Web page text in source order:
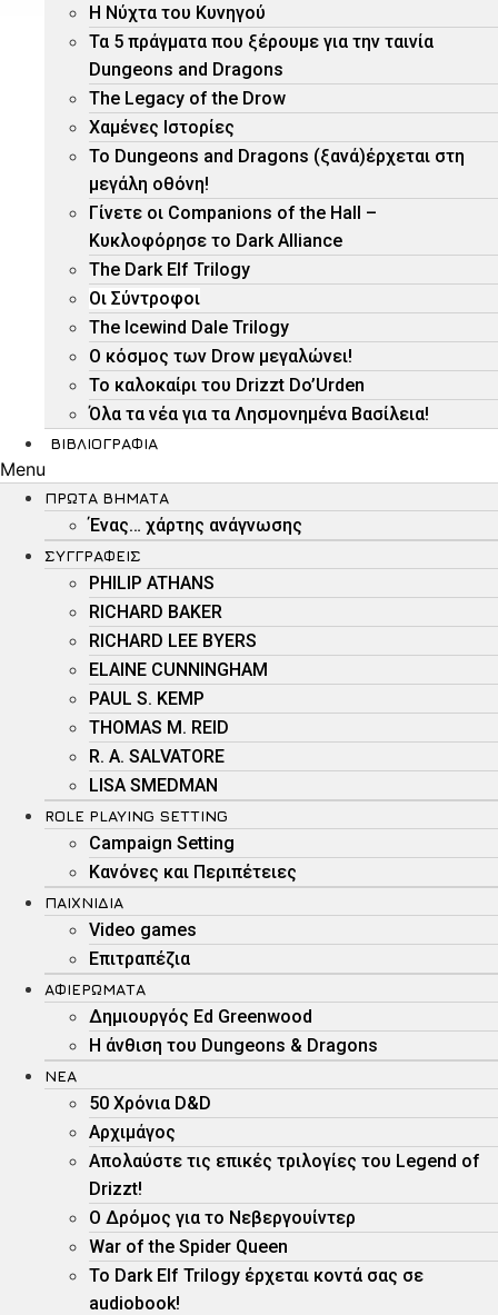
H Νύχτα του Κυνηγού
Τα 5 πράγματα που ξέρουμε για την ταινία
Dungeons and Dragons
The Legacy of the Drow
Χαμένες Ιστορίες
Το Dungeons and Dragons (ξανά)έρχεται στη
μεγάλη οθόνη!
Γίνετε οι Companions of the Hall –
Κυκλοφόρησε το Dark Alliance
The Dark Elf Trilogy
Οι Σύντροφοι
The Icewind Dale Trilogy
O κόσμος των Drow μεγαλώνει!
To καλοκαίρι του Drizzt Do’Urden
Όλα τα νέα για τα Λησμονημένα Βασίλεια!
ΒΙΒΛΙΟΓΡΑΦΊΑ
Menu
ΠΡΏΤΑ ΒΉΜΑΤΑ
Ένας… χάρτης ανάγνωσης
ΣΥΓΓΡΑΦΕΊΣ
PHILIP ATHANS
RICHARD BAKER
RICHARD LEE BYERS
ELAINE CUNNINGHAM
PAUL S. KEMP
THOMAS M. REID
R. A. SALVATORE
LISA SMEDMAN
ROLE PLAYING SETTING
Campaign Setting
Kανόνες και Περιπέτειες
ΠΑΙΧΝΊΔΙΑ
Video games
Επιτραπέζια
ΑΦΙΕΡΏΜΑΤΑ
Δημιουργός Ed Greenwood
Η άνθιση του Dungeons & Dragons
ΝΕΑ
50 Χρόνια D&D
Αρχιμάγος
Aπολαύστε τις επικές τριλογίες του Legend of
Drizzt!
O Δρόμος για το Νεβεργουίντερ
War of the Spider Queen
Το Dark Elf Trilogy έρχεται κοντά σας σε
audiobook!